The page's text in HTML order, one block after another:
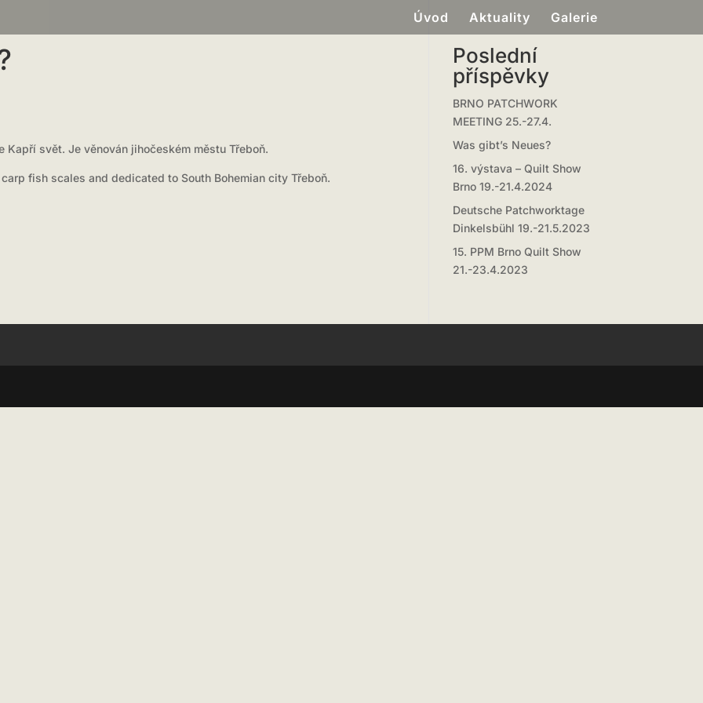
Úvod Aktuality Galerie
svět. Je věnován jihočeském městu Třeboň.
fish scales and dedicated to South Bohemian city Třeboň.
Poslední
příspěvky
BRNO PATCHWORK
MEETING 25.-27.4.
Was gibt’s Neues?
16. výstava – Quilt Show
Brno 19.-21.4.2024
Deutsche Patchworktage
Dinkelsbühl 19.-21.5.2023
15. PPM Brno Quilt Show
21.-23.4.2023